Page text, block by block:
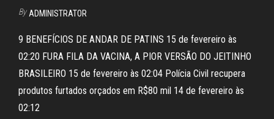
By ADMINISTRATOR
9 BENEFÍCIOS DE ANDAR DE PATINS 15 de fevereiro às
02:20 FURA FILA DA VACINA, A PIOR VERSÃO DO JEITINHO
BRASILEIRO 15 de fevereiro às 02:04 Polícia Civil recupera
produtos furtados orçados em R$80 mil 14 de fevereiro às
02:12